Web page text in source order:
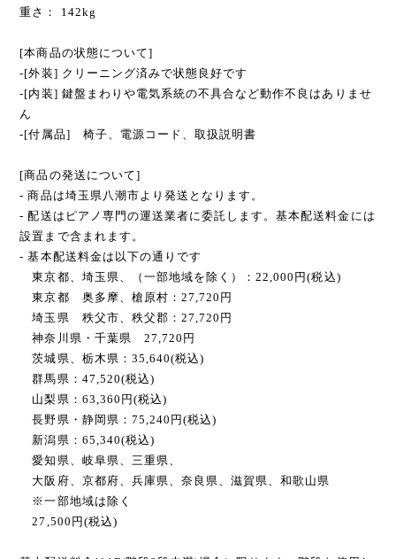
重さ： 142kg
[本商品の状態について]
-[外装] クリーニング済みで状態良好です
-[内装] 鍵盤まわりや電気系統の不具合など動作不良はありませ
ん
-[付属品] 椅子、電源コード、取扱説明書
[商品の発送について]
- 商品は埼玉県八潮市より発送となります。
- 配送はピアノ専門の運送業者に委託します。基本配送料金には
設置まで含まれます。
- 基本配送料金は以下の通りです
東京都、埼玉県、（一部地域を除く）：22,000円(税込)
東京都 奥多摩、槍原村：27,720円
埼玉県 秩父市、秩父郡：27,720円
神奈川県・千葉県 27,720円
茨城県、栃木県：35,640(税込)
群馬県：47,520(税込)
山梨県：63,360円(税込)
長野県・静岡県：75,240円(税込)
新潟県：65,340(税込)
愛知県、岐阜県、三重県、
大阪府、京都府、兵庫県、奈良県、滋賀県、和歌山県
※一部地域は除く
27,500円(税込)